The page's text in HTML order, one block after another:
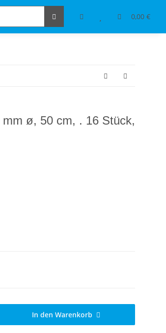
0,00 €
Tischdeko & Accessoires
ø, 50 cm, . 16 Stück,
In den Warenkorb